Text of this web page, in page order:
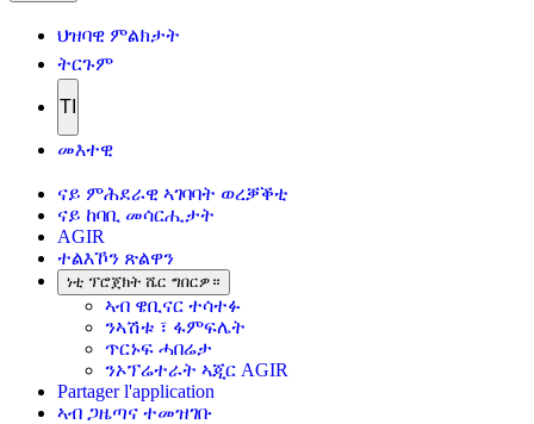
ህዝባዊ ምልክታት
ትርጉም
TI
መእተዊ
ናይ ምሕደራዊ ኣገባባት ወረቓቕቲ
ናይ ከባቢ መሳርሒታት
AGIR
ተልእኾን ጽልዋን
ነቲ ፕሮጀክት ሼር ግበርዎ።
ኣብ ዌቢናር ተሳተፉ
ንኣሽቱ ፣ ፋምፍሌት
ጥርኑፍ ሓበሬታ
ንኦፕሬተራት ኣጂር AGIR
Partager l'application
ኣብ ጋዜጣና ተመዝገቡ